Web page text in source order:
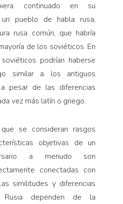
continuado en su
pueblo de habla rusa,
rusa común, que habría
de los soviéticos. En
podrían haberse
similar a los antiguos
pesar de las diferencias
vez más latín o griego.
se consideran rasgos
objetivas de un
a menudo son
conectadas con
similitudes y diferencias
dependen de la